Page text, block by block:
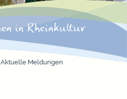
Aktuelle Meldungen